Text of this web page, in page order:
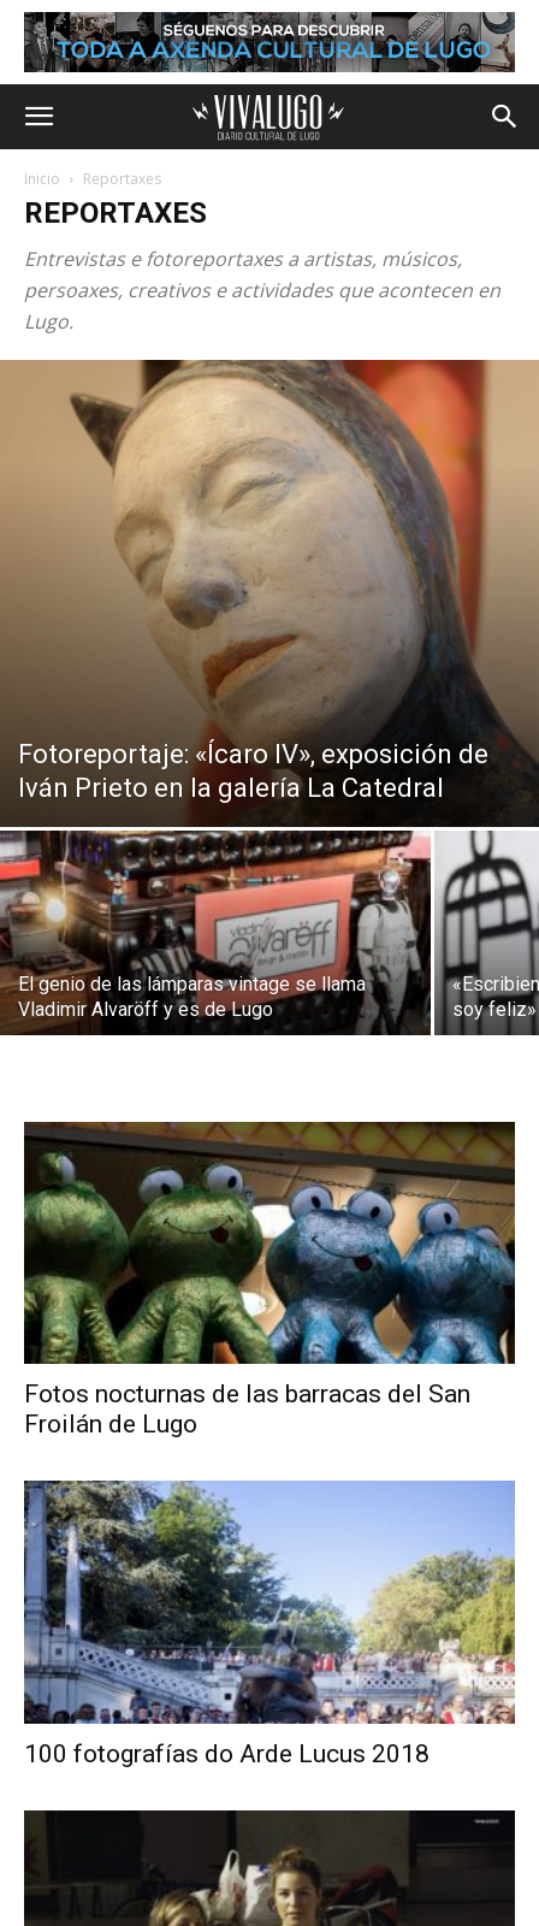
Inicio Reportaxes
REPORTAXES
Entrevistas e fotoreportaxes a artistas, músicos,
persoaxes, creativos e actividades que acontecen en
Lugo.
Fotoreportaje: «Ícaro IV», exposición de
Iván Prieto en la galería La Catedral
El genio de las lámparas vintage se llama
Vladimir Alvaröff y es de Lugo
soy
Fotos nocturnas de las barracas del San
Froilán de Lugo
100 fotografías do Arde Lucus 2018